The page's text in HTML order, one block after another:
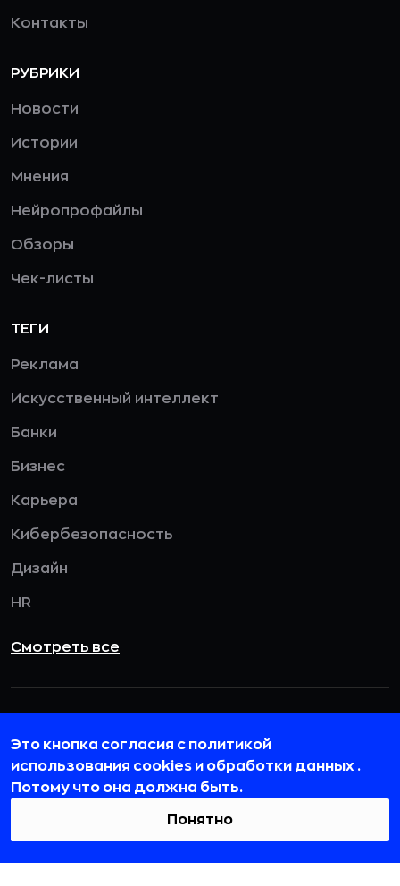
Контакты
РУБРИКИ
Новости
Истории
Мнения
Нейропрофайлы
Обзоры
Чек-листы
ТЕГИ
Реклама
Искусственный интеллект
Банки
Бизнес
Карьера
Кибербезопасность
Дизайн
HR
Смотреть все
округ Даниловский, пр-кт Андропова, д. 18, к. 3
team@rb.ru
Это кнопка согласия с политикой
использования cookies и обработки данных .
Потому что она должна быть.
Понятно